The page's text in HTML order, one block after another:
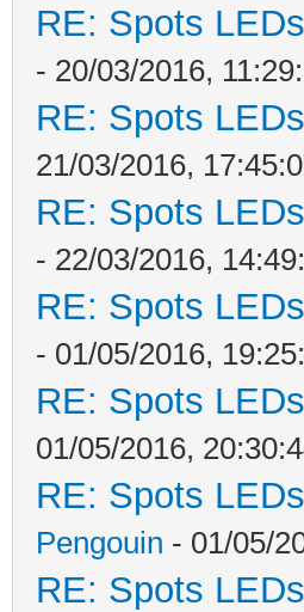
RE: Spots
- 20/03/2016,
RE: Spots
21/03/2016,
RE: Spots
- 22/03/2016,
RE: Spots
- 01/05/2016,
RE: Spots
01/05/2016,
RE: Spots
Pengouin - 01/05/
RE: Spots